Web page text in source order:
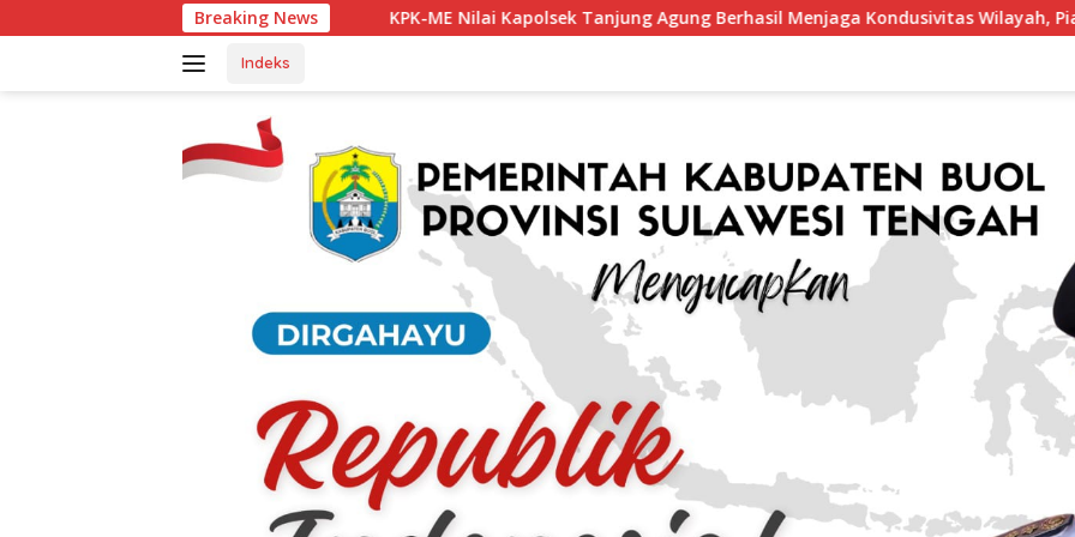
ke
Breaking News
KPK-ME Nilai Kapolsek Tanjung Agung Berhasil Menjaga Kondusivitas Wilayah, Piagam Apresiasi
Indeks